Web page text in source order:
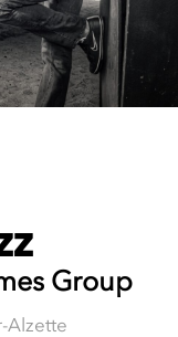
Group
Alzette